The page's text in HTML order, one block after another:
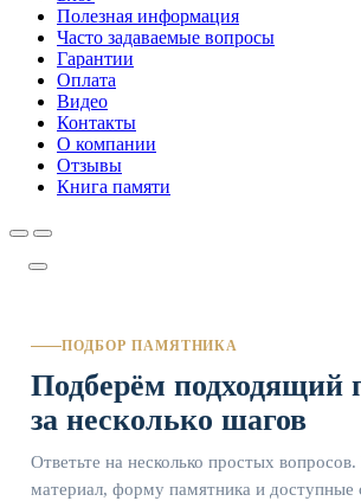
Полезная информация
Часто задаваемые вопросы
Гарантии
Оплата
Видео
Контакты
О компании
Отзывы
Книга памяти
ПОДБОР ПАМЯТНИКА
Подберём подходящий
за несколько шагов
Ответьте на несколько простых
материал, форму памятника и доступные